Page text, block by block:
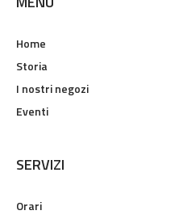
Home
Storia
I nostri negozi
Eventi
SERVIZI
Orari